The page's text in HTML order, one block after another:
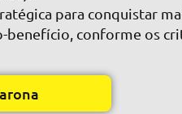
para conquistar
benefício, conforme os